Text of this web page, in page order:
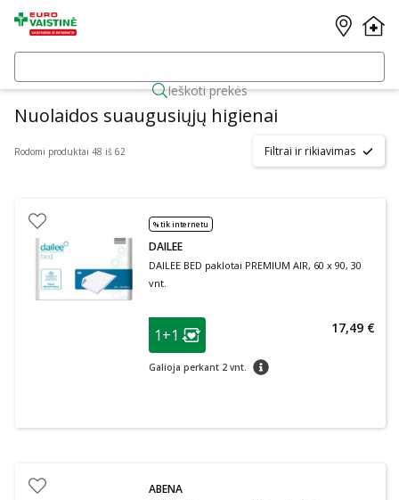
Ieškoti prekės
Nuolaidos suaugusiųjų higienai
Rodomi produktai 48 iš 62 Filtrai ir rikiavimas
% tik internetu
DAILEE
DAILEE BED paklotai PREMIUM AIR, 60 x 90, 30
vnt.
patarimas
Lojalumo klubo narių nuolaida
1+1
Galioja perkant 2 vnt. patarimas
17,49 €
ABENA